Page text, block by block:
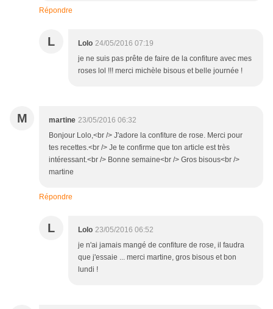
Répondre
L Lolo 24/05/2016 07:19
je ne suis pas prête de faire de la confiture avec mes
roses lol !!! merci michèle bisous et belle journée !
M martine 23/05/2016 06:32
Bonjour Lolo,<br /> J'adore la confiture de rose. Merci pour
tes recettes.<br /> Je te confirme que ton article est très
intéressant.<br /> Bonne semaine<br /> Gros bisous<br />
martine
Répondre
L Lolo 23/05/2016 06:52
je n'ai jamais mangé de confiture de rose, il faudra
que j'essaie ... merci martine, gros bisous et bon
lundi !